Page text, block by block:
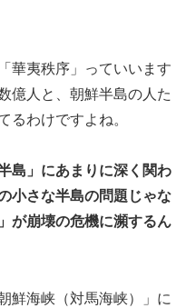
華夷秩序」っていいます
億人と、朝鮮半島の人た
るわけですよね。
島」にあまりに深く関わ
小さな半島の問題じゃな
が崩壊の危機に瀕するん
鮮海峡（対馬海峡）」に